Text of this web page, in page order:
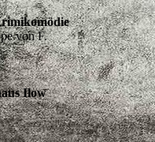
von F.
Ilow